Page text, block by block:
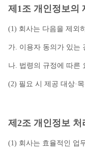
제1조 개인정보의
(1) 회사는 다음을 제외
가. 이용자 동의가 있는
나. 법령의 규정에 따른
(2) 필요 시 제공 대상·
제2조 개인정보
(1) 회사는 효율적인 업